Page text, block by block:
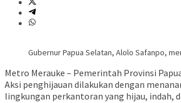
Gubernur Papua Selatan, Alolo Safanpo,
Metro Merauke – Pemerintah Provinsi
Aksi penghijauan dilakukan dengan
lingkungan perkantoran yang hijau, indah,